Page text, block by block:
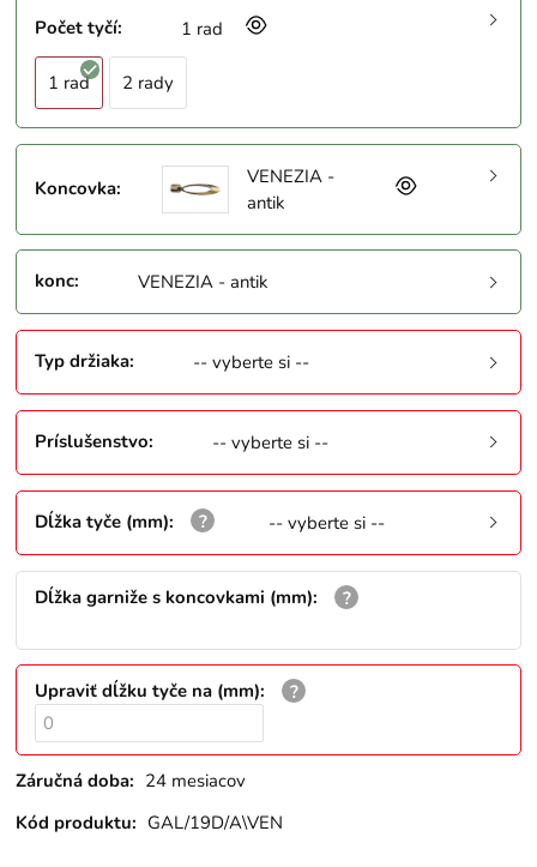
Počet tyčí: 1 rad
1 rad 2 rady
Koncovka:
VENEZIA -
antik
konc: VENEZIA - antik
Typ držiaka: -- vyberte si --
Príslušenstvo: -- vyberte si --
Dĺžka tyče (mm): -- vyberte si --
Dĺžka garniže s koncovkami (mm):
Upraviť dĺžku tyče na (mm):
Záručná doba: 24 mesiacov
Kód produktu: GAL/19D/A\VEN